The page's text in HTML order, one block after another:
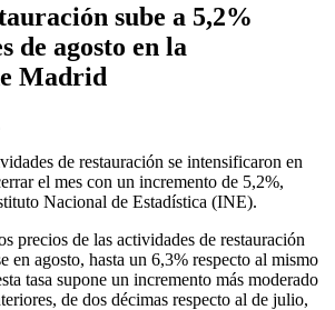
sube a 5,2%
de agosto en la
Madrid
de restauración se intensificaron en
el mes con un incremento de 5,2%,
Nacional de Estadística (INE).
precios de las actividades de restauración
en agosto, hasta un 6,3% respecto al mismo
tasa supone un incremento más moderado
de dos décimas respecto al de julio,